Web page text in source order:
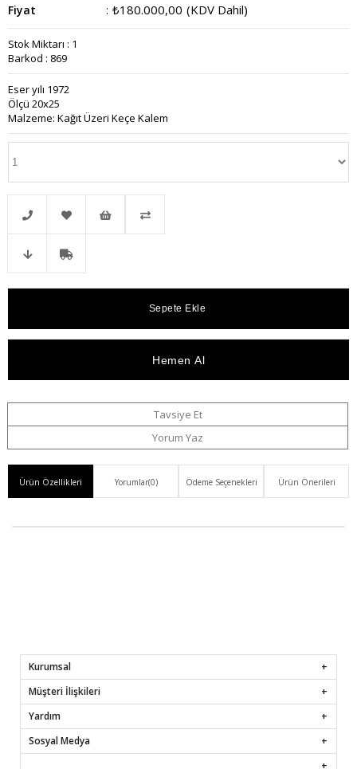
Fiyat : ₺180.000,00 (KDV Dahil)
Stok Miktarı : 1
Barkod : 869
Eser yılı 1972
Ölçü 20x25
Malzeme: Kağıt Üzeri Keçe Kalem
Telefonla Favorilere
Tavsiye Et
Yorum Yaz
Ürün Özellikleri Yorumlar(0) Ödeme Seçenekleri Ürün Önerileri
Kurumsal
Müşteri İlişkileri
Yardım
Sosyal Medya